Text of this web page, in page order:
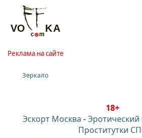
Реклама на сайте
Зеркало
18+
Эскорт Москва -
Проститутки